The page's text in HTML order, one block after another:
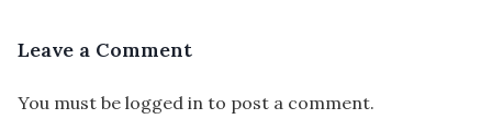
Leave a Comment
You must be logged in to post a comment.